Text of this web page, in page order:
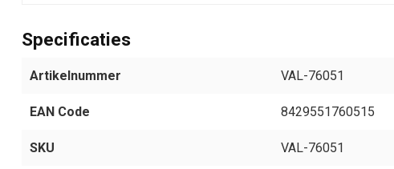
Specificaties
Artikelnummer VAL-76051
EAN Code 8429551760515
SKU VAL-76051